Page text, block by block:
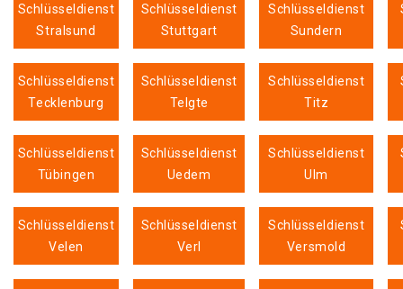
Schlüsseldienst
Stralsund
Schlüsseldienst
Stuttgart
Schlüsseldienst
Sundern
Schlüsseldienst
Tecklenburg
Schlüsseldienst
Telgte
Schlüsseldienst
Titz
Schlüsseldienst
Tübingen
Schlüsseldienst
Uedem
Schlüsseldienst
Ulm
Schlüsseldienst
Velen
Schlüsseldienst
Verl
Schlüsseldienst
Versmold